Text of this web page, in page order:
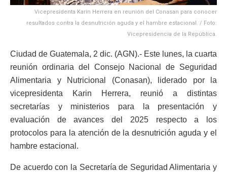
Vicepresidenta Karin Herrera en reunión del Conasan para conocer
resultados contra la desnutrición aguda y el hambre estacional. / Foto:
Vicepresidencia de la República.
Ciudad de Guatemala, 2 dic. (AGN).- Este lunes, la cuarta
reunión ordinaria del Consejo Nacional de Seguridad
Alimentaria y Nutricional (Conasan), liderado por la
vicepresidenta Karin Herrera, reunió a distintas
secretarías y ministerios para la presentación y
evaluación de avances del 2025 respecto a los
protocolos para la atención de la desnutrición aguda y el
hambre estacional.
De acuerdo con la Secretaría de Seguridad Alimentaria y